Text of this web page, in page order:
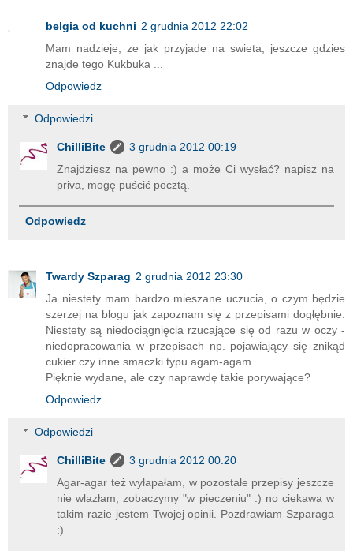
belgia od kuchni 2 grudnia 2012 22:02
Mam nadzieje, ze jak przyjade na swieta, jeszcze gdzies
znajde tego Kukbuka ...
Odpowiedz
Odpowiedzi
ChilliBite
3 grudnia 2012 00:19
Znajdziesz na pewno :) a może Ci wysłać? napisz na
priva, mogę puścić pocztą.
Odpowiedz
Twardy Szparag 2 grudnia 2012 23:30
Ja niestety mam bardzo mieszane uczucia, o czym będzie
szerzej na blogu jak zapoznam się z przepisami dogłębnie.
Niestety są niedociągnięcia rzucające się od razu w oczy -
niedopracowania w przepisach np. pojawiający się znikąd
cukier czy inne smaczki typu agam-agam.
Pięknie wydane, ale czy naprawdę takie porywające?
Odpowiedz
Odpowiedzi
ChilliBite
3 grudnia 2012 00:20
Agar-agar też wyłapałam, w pozostałe przepisy jeszcze
nie wlazłam, zobaczymy "w pieczeniu" :) no ciekawa w
takim razie jestem Twojej opinii. Pozdrawiam Szparaga
:)